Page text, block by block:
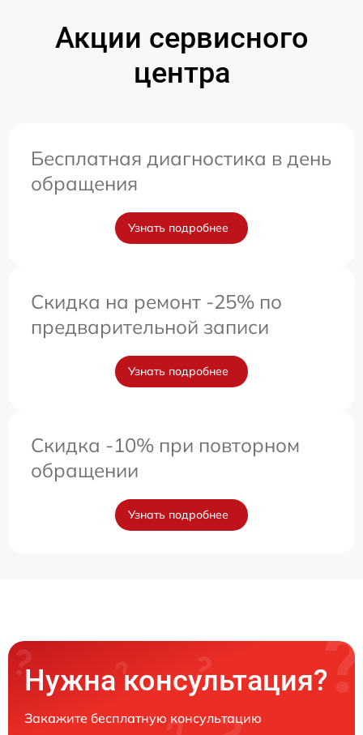
Акции сервисного
центра
Бесплатная диагностика в день
обращения
Узнать подробнее
Скидка на ремонт -25% по
предварительной записи
Узнать подробнее
Скидка -10% при повторном
обращении
Узнать подробнее
Нужна консультация?
Закажите бесплатную консультацию